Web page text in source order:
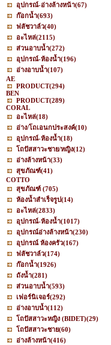
อุปกรณ์-อ่างล้างหน้า(67)
ก๊อกน้ำ(693)
ฟลัชวาล์ว(40)
อะไหล่(2115)
ส่วนอาบน้ำ(272)
อุปกรณ์-ห้องน้ำ(196)
อ่างอาบน้ำ(107)
AE
PRODUCT(294)
BEN
PRODUCT(289)
CORAL
อะไหล่(18)
อ่าง/โถเอนกประสงค์(10)
อุปกรณ์-ห้องน้ำ(18)
โถปัสสาวะชาย/หญิง(12)
อ่างล้างหน้า(33)
สุขภัณฑ์(41)
COTTO
สุขภัณฑ์ (705)
ห้องน้ำสำเร็จรูป(14)
อะไหล่(2833)
อุปกรณ์-ห้องน้ำ(1017)
อุปกรณ์อ่างล้างหน้า(230)
อุปกรณ์ ห้องครัว(167)
ฟลัชวาล์ว(174)
ก๊อกน้ำ(1926)
ถังน้ำ(281)
ส่วนอาบน้ำ(593)
เฟอร์นิเจอร์(292)
อ่างอาบน้ำ(112)
โถปัสสาวะหญิง (BIDET)(29)
โถปัสสาวะชาย(60)
อ่างล้างหน้า(416)